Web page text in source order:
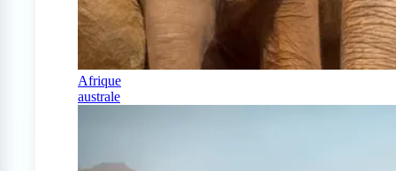
Afrique
australe